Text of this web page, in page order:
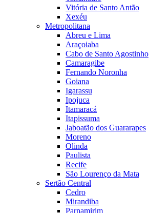
Vitória de Santo Antão
Xexéu
Metropolitana
Abreu e Lima
Araçoiaba
Cabo de Santo Agostinho
Camaragibe
Fernando Noronha
Goiana
Igarassu
Ipojuca
Itamaracá
Itapissuma
Jaboatão dos Guararapes
Moreno
Olinda
Paulista
Recife
São Lourenço da Mata
Sertão Central
Cedro
Mirandiba
Parnamirim